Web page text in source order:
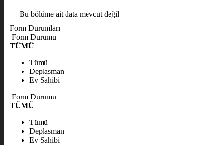
Bu bölüme ait data mevcut değil
Form Durumları
Form Durumu
TÜMÜ
Tümü
Deplasman
Ev Sahibi
Form Durumu
TÜMÜ
Tümü
Deplasman
Ev Sahibi